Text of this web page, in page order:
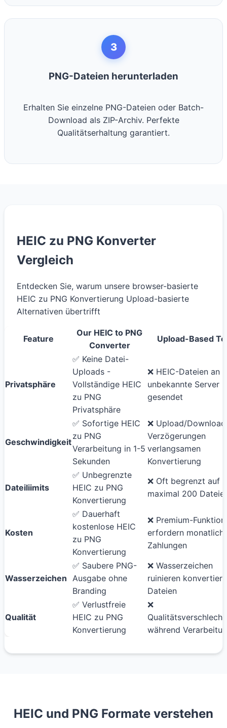
3
PNG-Dateien herunterladen
Erhalten Sie einzelne PNG-Dateien oder Batch-
Download als ZIP-Archiv. Perfekte
Qualitätserhaltung garantiert.
HEIC zu PNG Konverter
Vergleich
Entdecken Sie, warum unsere browser-basierte
HEIC zu PNG Konvertierung Upload-basierte
Alternativen übertrifft
Feature
Our HEIC to PNG
Converter
Upload-Based
Privatsphäre
✅ Keine Datei-
Uploads -
Vollständige HEIC
zu PNG
Privatsphäre
❌ HEIC-Dateien an
unbekannte Server
gesendet
Geschwindigkeit
✅ Sofortige HEIC
zu PNG
Verarbeitung in 1-5
Sekunden
❌ Upload/
Verzögerungen
verlangsamen
Konvertierung
Dateiliimits
✅ Unbegrenzte
HEIC zu PNG
Konvertierung
❌ Oft begrenzt auf
maximal 200
Kosten
✅ Dauerhaft
kostenlose HEIC
zu PNG
Konvertierung
❌ Premium-
erfordern
Zahlungen
Wasserzeichen
✅ Saubere PNG-
Ausgabe ohne
Branding
❌ Wasserzeichen
ruinieren
Dateien
Qualität
✅ Verlustfreie
HEIC zu PNG
Konvertierung
❌
während
HEIC und PNG Formate verstehen